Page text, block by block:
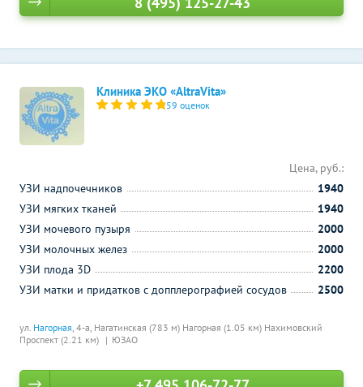
Клиника ЭКО «AltraVita»
59 оценок
ул. Нагорная, 4-а, Нагатинская (783 м) Нагорная (1.05 км) Нахимовский
Проспект (2.21 км)
ЮЗАО
Цена, руб.:
УЗИ надпочечников
1940
УЗИ мягких тканей
1940
УЗИ мочевого пузыря
2000
УЗИ молочных желез
2000
УЗИ плода 3D
2200
УЗИ матки и придатков с допплерографией сосудов
2500